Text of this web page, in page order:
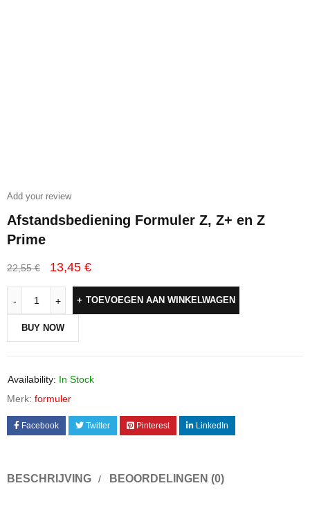
Add your review
Afstandsbediening Formuler Z, Z+ en Z
Prime
22,55€ 13,45 €
TOEVOEGEN AAN WINKELWAGEN
BUY NOW
Availability: In Stock
Merk: formuler
Facebook Twitter Pinterest LinkedIn
BESCHRIJVING BEOORDELINGEN (0)